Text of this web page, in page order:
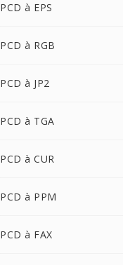
PCD à EPS
PCD à RGB
PCD à JP2
PCD à TGA
PCD à CUR
PCD à PPM
PCD à FAX